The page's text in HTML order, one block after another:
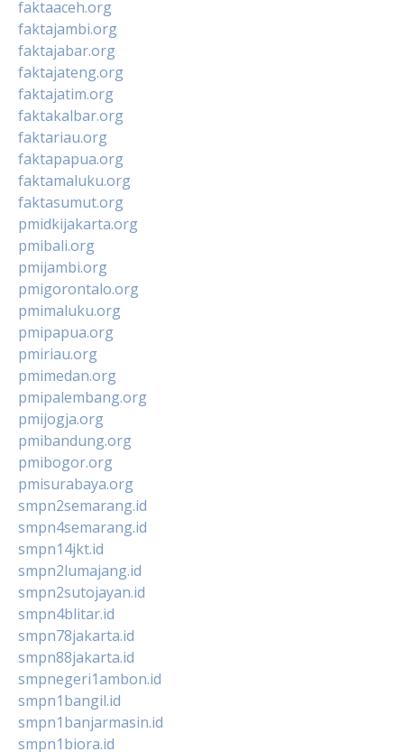
faktaaceh.org
faktajambi.org
faktajabar.org
faktajateng.org
faktajatim.org
faktakalbar.org
faktariau.org
faktapapua.org
faktamaluku.org
faktasumut.org
pmidkijakarta.org
pmibali.org
pmijambi.org
pmigorontalo.org
pmimaluku.org
pmipapua.org
pmiriau.org
pmimedan.org
pmipalembang.org
pmijogja.org
pmibandung.org
pmibogor.org
pmisurabaya.org
smpn2semarang.id
smpn4semarang.id
smpn14jkt.id
smpn2lumajang.id
smpn2sutojayan.id
smpn4blitar.id
smpn78jakarta.id
smpn88jakarta.id
smpnegeri1ambon.id
smpn1bangil.id
smpn1banjarmasin.id
smpn1biora.id